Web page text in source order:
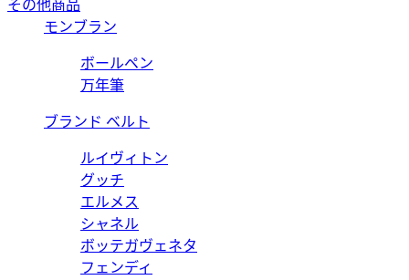
その他商品
モンブラン
ボールペン
万年筆
ブランド ベルト
ルイヴィトン
グッチ
エルメス
シャネル
ボッテガヴェネタ
フェンディ